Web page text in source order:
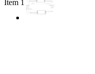
Item 1 of 3